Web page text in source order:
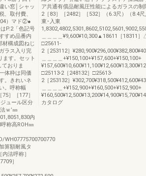
い窓│シャッ
、取付費、
）マド②●
P.2「色記号
すめ品番内
構成図ねじ
ラス入り完
ます。セット
おりま
体枠は同価
。きれいネ
。呼称幅
］［177］
ュール区分
ｗ’㎜
内
称高ROH㎜
算額耐風タ
法呼称］
］
ア共通有償品耐風圧性能によるガラスの制
2［83］［2482］［532］（6.3尺）（8.4
東･入東
＿＿＿＿¥9,600¥10,300▲18611［18311］
□25611-
2［253112］
＿＿＿＿+¥150,100+¥157,600+¥150,100+
□25113-2［248132］□25613-
2［253132］
＿＿＿＿+¥152,900+¥160,500+¥152,900+
カタログ